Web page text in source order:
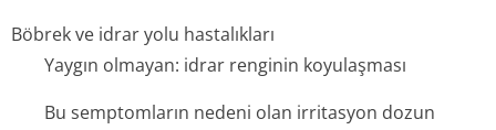
Böbrek ve idrar yolu hastalıkları
Yaygın olmayan: idrar renginin koyulaşması
Bu semptomların nedeni olan irritasyon dozun